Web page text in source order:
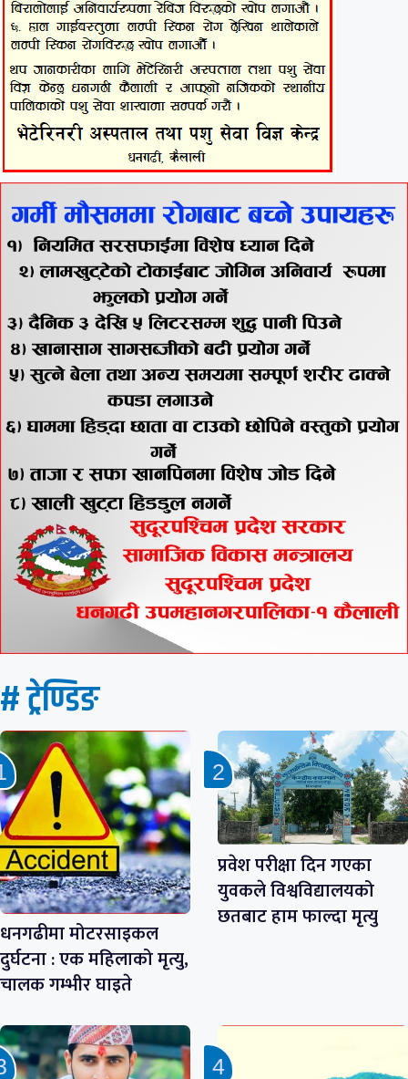
# ट्रेण्डिङ
धनगढीमा मोटरसाइकल
दुर्घटना : एक महिलाको मृत्यु,
चालक गम्भीर घाइते
प्रवेश परीक्षा दिन गएका
युवकले विश्वविद्यालयको
छतबाट हाम फाल्दा मृत्यु